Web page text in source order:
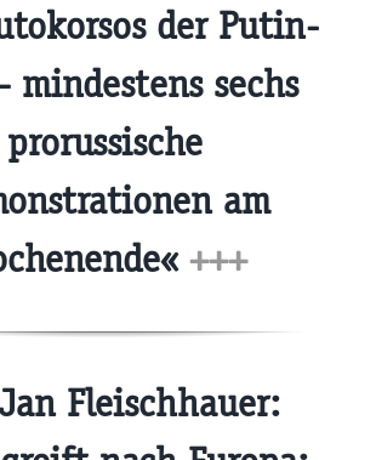
der Putin-
mindestens sechs
prorussische
am
+++
Fleischhauer: